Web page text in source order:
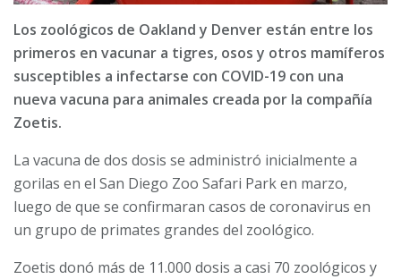
Los zoológicos de Oakland y Denver están entre los
primeros en vacunar a tigres, osos y otros mamíferos
susceptibles a infectarse con COVID-19 con una
nueva vacuna para animales creada por la compañía
Zoetis.
La vacuna de dos dosis se administró inicialmente a
gorilas en el San Diego Zoo Safari Park en marzo,
luego de que se confirmaran casos de coronavirus en
un grupo de primates grandes del zoológico.
Zoetis donó más de 11.000 dosis a casi 70 zoológicos y